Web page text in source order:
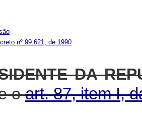
nº 99.621, de 1990
DA
oart. 87, item I,